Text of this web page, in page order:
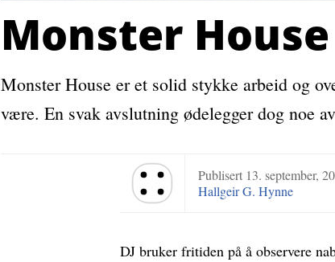
Monster House
Monster House er et solid stykke arbeid og
være. En svak avslutning ødelegger dog noe
Terningkast 4Publisert 13. september,
Hallgeir G. Hynne
DJ bruker fritiden på å observere